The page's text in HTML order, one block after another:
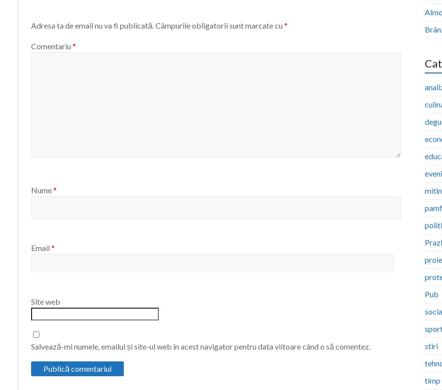
Adresa ta de email nu va fi publicată.Câmpurile obligatorii sunt marcate cu *
Comentariu *
Nume*
Email *
Site web
Salvează-mi numele, emailul și site-ul web în acest navigator pentru data viitoare când o să comentez.
Pub
stiri
timp